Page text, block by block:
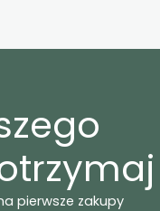
pierwsze zakupy